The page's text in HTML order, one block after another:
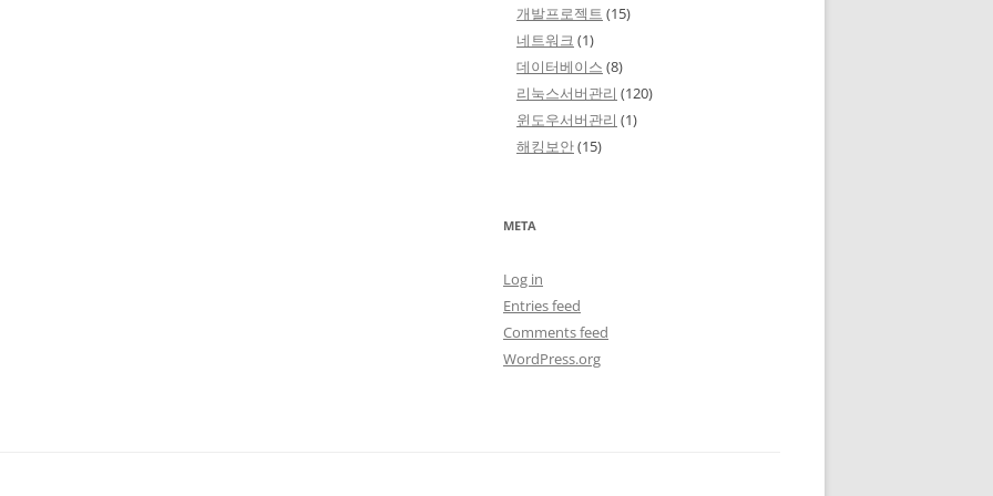
개발프로젝트 (15)
네트워크 (1)
데이터베이스 (8)
리눅스서버관리 (120)
윈도우서버관리 (1)
해킹보안(15)
META
Log in
Entries feed
Comments feed
WordPress.org